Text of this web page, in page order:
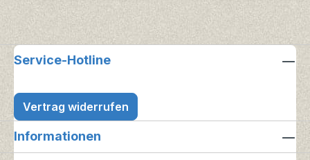
Service-Hotline
Vertrag widerrufen
Informationen